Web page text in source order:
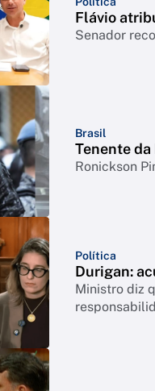
Flávio
Senador
Brasil
Tenente
Ronickson
Política
Durigan:
Ministro diz